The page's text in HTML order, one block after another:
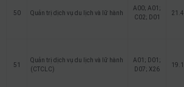
50 Quản trị dịch vụ du lịch và lữ hành
A00; A01;
C02; D01
21.4
51
Quản trị dịch vụ du lịch và lữ hành
(CTCLC)
A01; D01;
D07; X26
19.1